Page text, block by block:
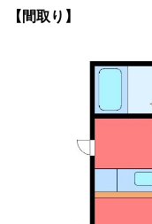
【間取り】